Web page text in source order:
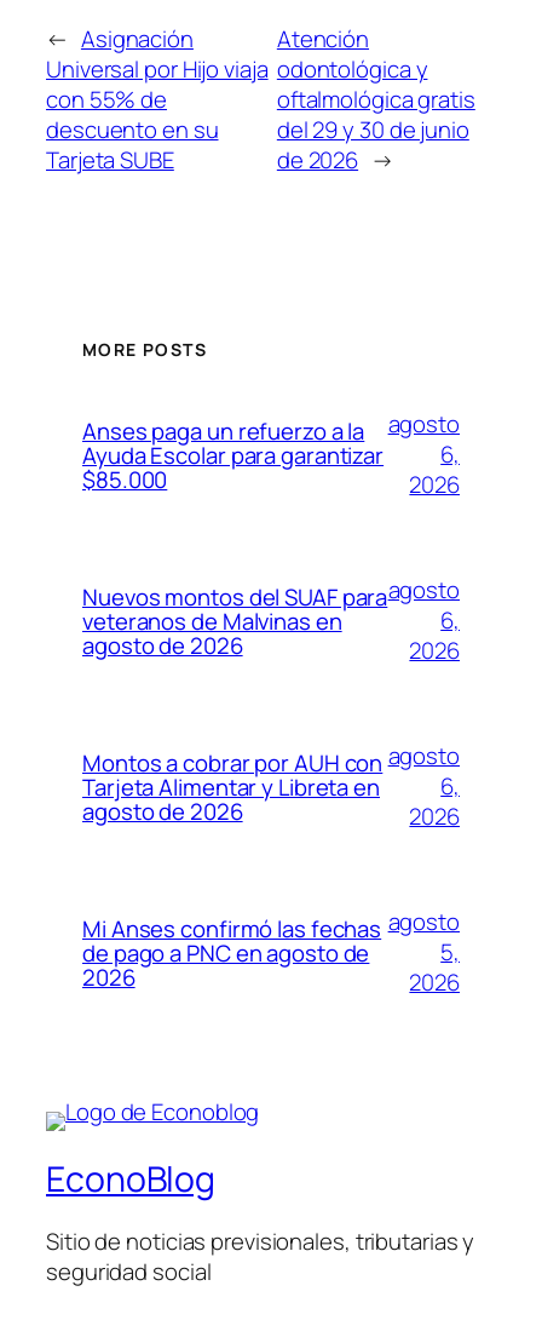
← Asignación
Universal por Hijo viaja
con 55% de
descuento en su
Tarjeta SUBE
Atención
odontológica y
oftalmológica gratis
del 29 y 30 de junio
de 2026 →
MORE POSTS
Anses paga un refuerzo a la
Ayuda Escolar para garantizar
$85.000
agosto
6,
2026
Nuevos montos del SUAF para
veteranos de Malvinas en
agosto de 2026
agosto
6,
2026
Montos a cobrar por AUH con
Tarjeta Alimentar y Libreta en
agosto de 2026
agosto
6,
2026
Mi Anses confirmó las fechas
de pago a PNC en agosto de
2026
agosto
5,
2026
EconoBlog
Sitio de noticias previsionales, tributarias y
seguridad social